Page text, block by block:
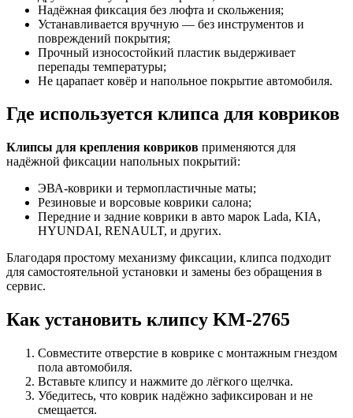
Надёжная фиксация без люфта и скольжения;
Устанавливается вручную — без инструментов и
повреждений покрытия;
Прочный износостойкий пластик выдерживает
перепады температуры;
Не царапает ковёр и напольное покрытие автомобиля.
Где используется клипса для ковриков
Клипсы для крепления ковриков применяются для
надёжной фиксации напольных покрытий:
ЭВА-коврики и термопластичные маты;
Резиновые и ворсовые коврики салона;
Передние и задние коврики в авто марок Lada, KIA,
HYUNDAI, RENAULT, и других.
Благодаря простому механизму фиксации, клипса подходит
для самостоятельной установки и замены без обращения в
сервис.
Как установить клипсу KM-2765
Совместите отверстие в коврике с монтажным гнездом
пола автомобиля.
Вставьте клипсу и нажмите до лёгкого щелчка.
Убедитесь, что коврик надёжно зафиксирован и не
смещается.